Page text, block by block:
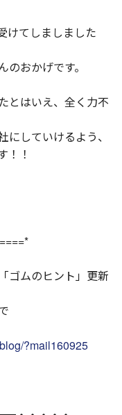
けてしましました
おかげです。
とはいえ、全く力不
していけるよう、
！！
ゴムのヒント」更新
?mail160925